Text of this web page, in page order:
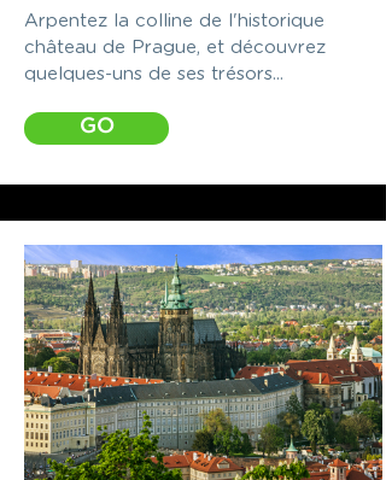
Arpentez la colline de l'historique
château de Prague, et découvrez
quelques-uns de ses trésors...
GO